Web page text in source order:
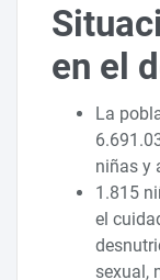
en el
La
niñas y
1.815
el
sexual,